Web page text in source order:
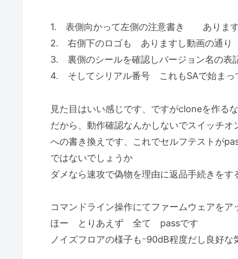
1. 表側向かって左側の注意書き ありま
2. 右側下のロゴも ありますし動画の通
3. 裏側のシールを確認しバージョン名の
4. そしてシリアル番号 これもSAで始ま
見た目はいい感じです、ですがcloneを作る
だから、動作確認なんかしないでスイッチ
への書き換えです、これでセルフテストが
ではないでしょうか
ダメなら速攻で偽物を理由に返品手続きをす
コマンドライン操作にてファームウェアを
ほー とりあえず 全て passです
ノイズフロアの様子もｰ90dB程度だし良好な